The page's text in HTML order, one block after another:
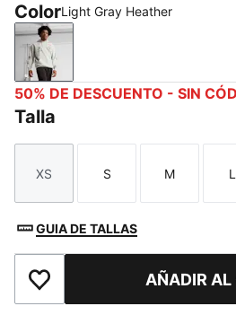
ColorLight Gray Heather
Light Gray Heather
50% DE DESCUENTO - SIN
Talla
Talla
XS
Talla
S
Talla
M L
GUIA DE TALLAS
Añadir a la lista de deseos
AÑADIR AL